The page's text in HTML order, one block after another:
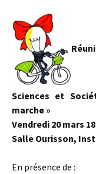
Sciences et
marche »
Vendredi 20 mars
Salle Ourisson,
En présence de :